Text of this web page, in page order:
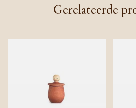
Gerelateerde